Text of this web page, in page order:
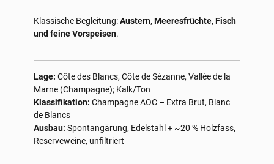
Klassische Begleitung:Austern, Meeresfrüchte, Fisch
und feine Vorspeisen.
Lage: Côte des Blancs, Côte de Sézanne, Vallée de la
Marne (Champagne); Kalk/Ton
Klassifikation: Champagne AOC – Extra Brut, Blanc
de Blancs
Ausbau: Spontangärung, Edelstahl + ~20 % Holzfass,
Reserveweine, unfiltriert